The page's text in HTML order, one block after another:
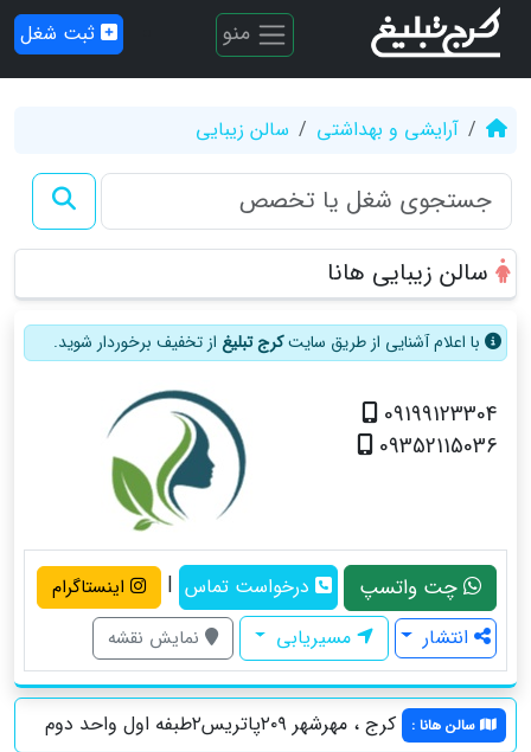
منو ثبت شغل
آرایشی و بهداشتی سالن زیبایی
سالن زیبایی هانا
با اعلام آشنایی از طریق سایتکرج تبلیغ از تخفیف برخوردار شوید.
09199123304
09352115036
چت واتسپ درخواست تماس | اینستاگرام
انتشار مسیریابی نمایش نقشه
سالن هانا : کرج ، مهرشهر ۲۰۹پاتریس۲طبفه اول واحد دوم